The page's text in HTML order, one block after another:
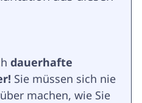
dauerhafte
Sie müssen sich nie
machen, wie Sie